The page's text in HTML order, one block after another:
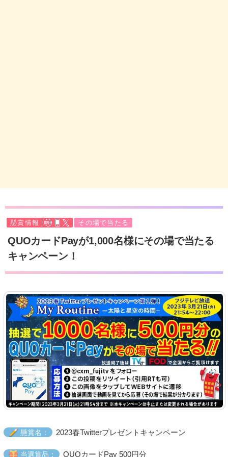
懸賞情報 その場で当たる
QUOカードPayが1,000名様にその場で当たる
キャンペーン！
懸賞名： 2023春Twitterプレゼントキャンペーン
当選賞品： QUOカードPay 500円分